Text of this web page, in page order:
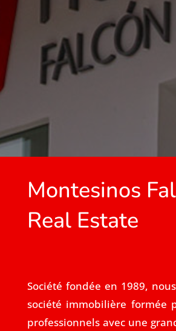
Montesinos
Real Estate
Société fondée en 1989,
société immobilière formée
professionnels avec une